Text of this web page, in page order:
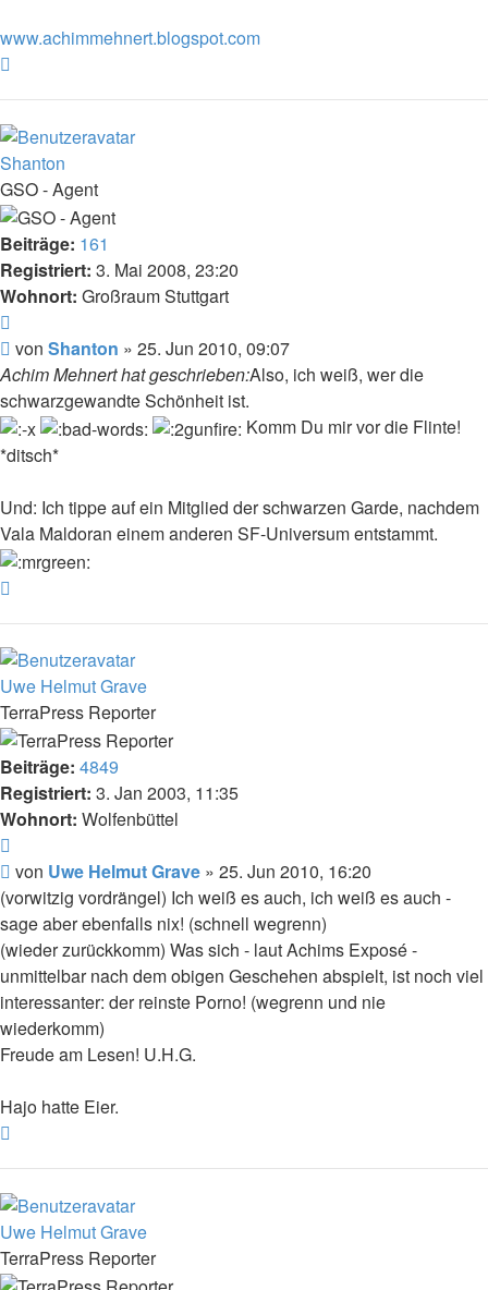
www.achimmehnert.blogspot.com
Shanton
GSO - Agent
Beiträge: 161
Registriert: 3. Mai 2008, 23:20
Wohnort: Großraum Stuttgart
Beitrag
von Shanton » 25. Jun 2010, 09:07
Achim Mehnert hat geschrieben:Also, ich weiß, wer die
schwarzgewandte Schönheit ist.
Komm Du mir vor die Flinte!
*ditsch*
Und: Ich tippe auf ein Mitglied der schwarzen Garde, nachdem
Vala Maldoran einem anderen SF-Universum entstammt.
Uwe Helmut Grave
TerraPress Reporter
Beiträge: 4849
Registriert: 3. Jan 2003, 11:35
Wohnort: Wolfenbüttel
Beitrag
von Uwe Helmut Grave » 25. Jun 2010, 16:20
(vorwitzig vordrängel) Ich weiß es auch, ich weiß es auch -
sage aber ebenfalls nix! (schnell wegrenn)
(wieder zurückkomm) Was sich - laut Achims Exposé -
unmittelbar nach dem obigen Geschehen abspielt, ist noch viel
interessanter: der reinste Porno! (wegrenn und nie
wiederkomm)
Freude am Lesen! U.H.G.
Hajo hatte Eier.
Uwe Helmut Grave
TerraPress Reporter